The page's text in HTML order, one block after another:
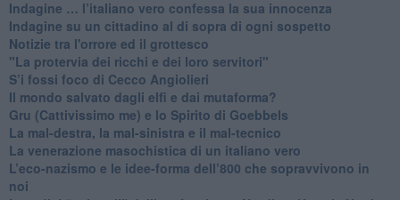
​Indagine … l’italiano vero confessa la sua innocenza
Indagine su un cittadino al di sopra di ogni sospetto
Notizie tra l'orrore ed il grottesco
"La protervia dei ricchi e dei loro servitori"
S’i fossi foco di Cecco Angiolieri
​Il mondo salvato dagli elfi e dai mutaforma?
Gru (Cattivissimo me) e lo Spirito di Goebbels
​La mal-destra, la mal-sinistra e il mal-tecnico
​La venerazione masochistica di un italiano vero
​L’eco-nazismo e le idee-forma dell’800 che sopravvivono in
noi